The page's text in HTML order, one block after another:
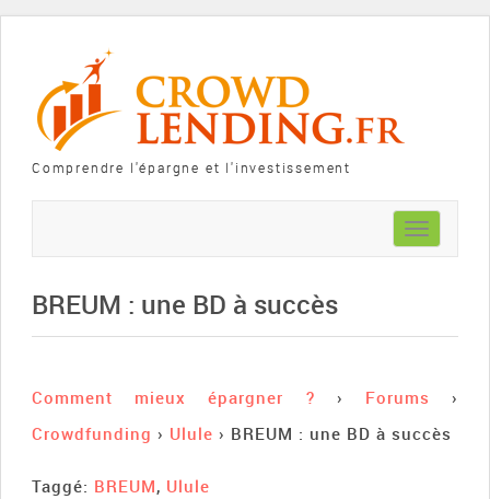
Comprendre l'épargne et l'investissement
Toggle
navigation
BREUM : une BD à succès
Comment mieux épargner ? › Forums
›
Crowdfunding › Ulule › BREUM : une BD à succès
Taggé: BREUM, Ulule